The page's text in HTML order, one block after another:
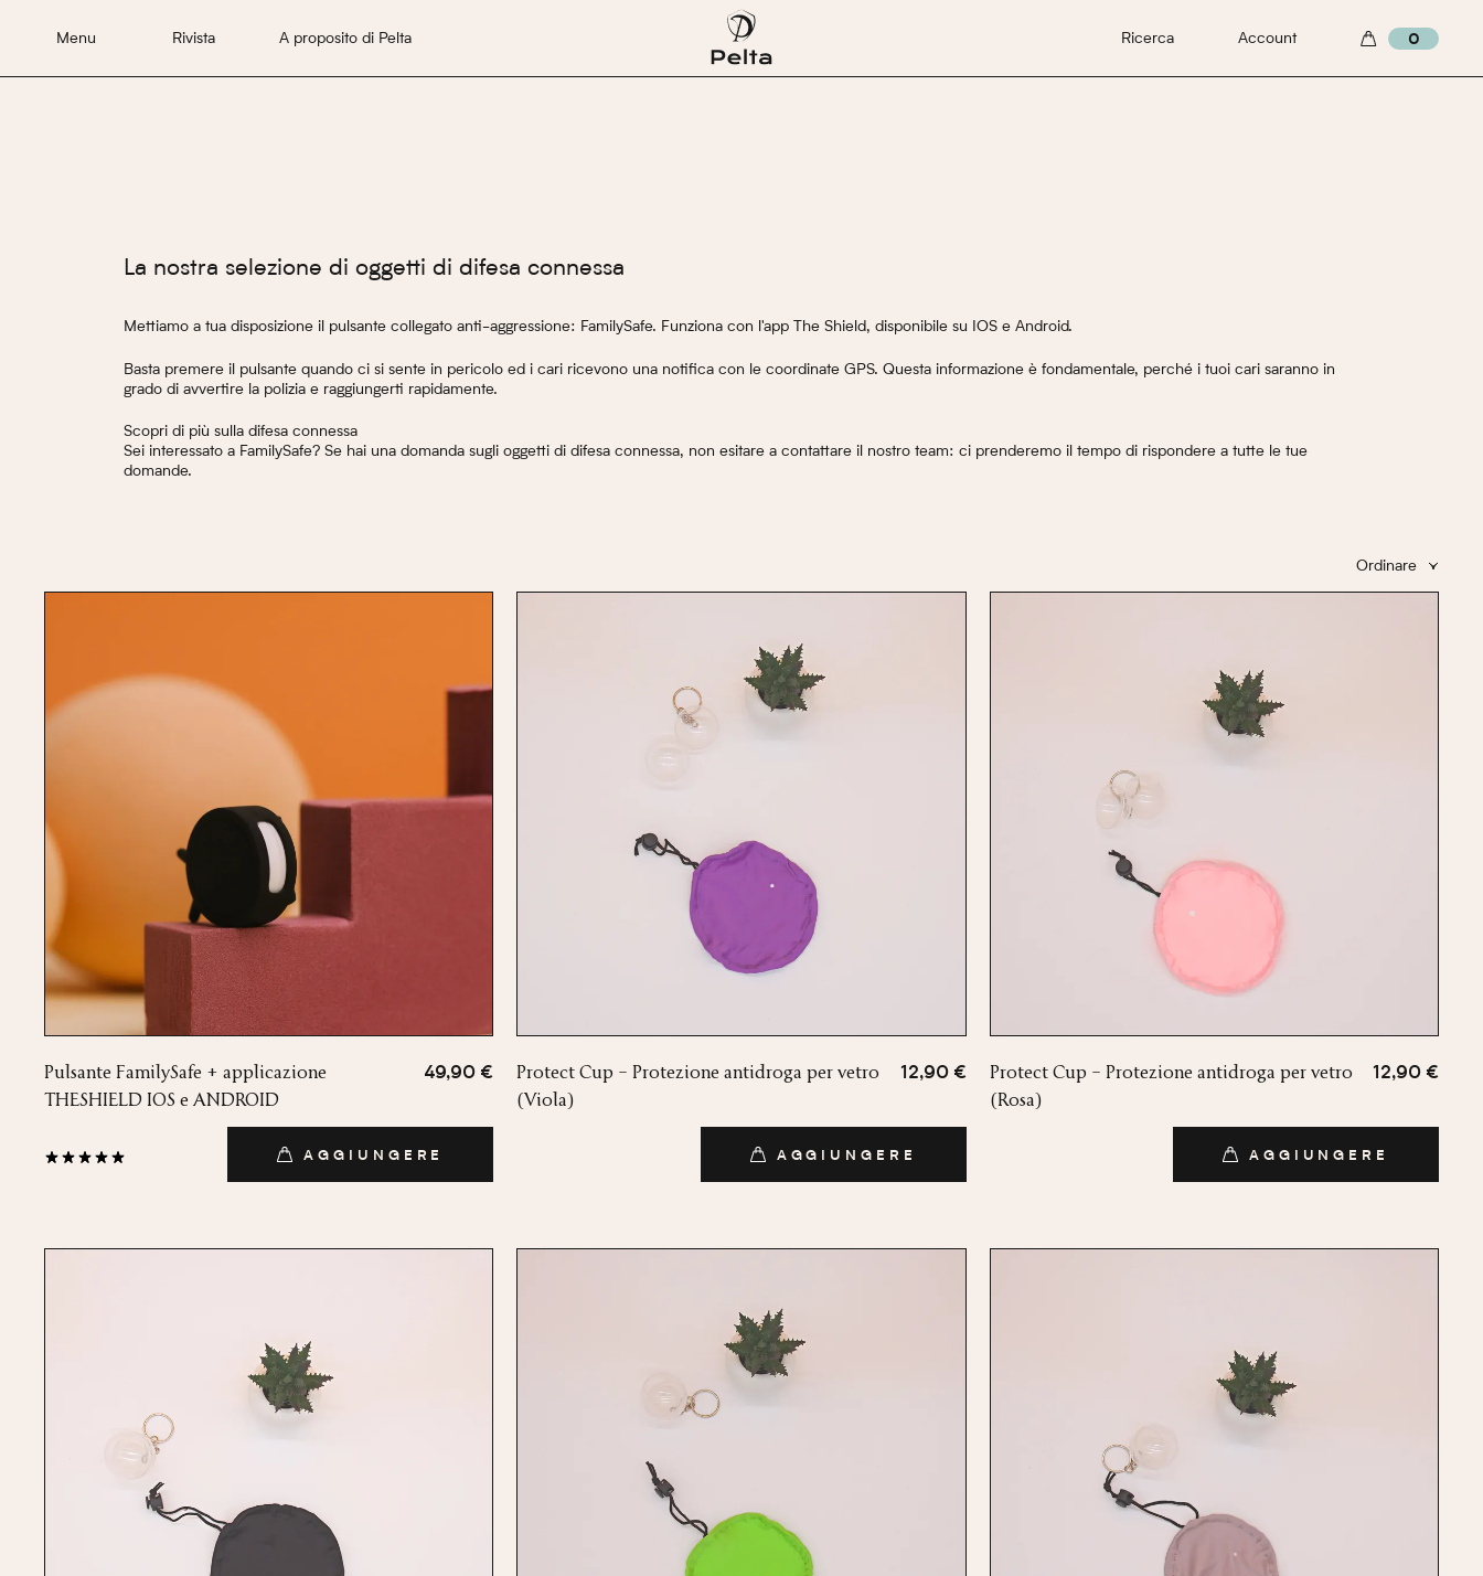
Menu Rivista A proposito di Pelta Ricerca Account 0
La nostra selezione di oggetti di difesa connessa
Mettiamo a tua disposizione il pulsante collegato anti-aggressione: FamilySafe. Funziona con l'app The Shield, disponibile su IOS e Android.
Basta premere il pulsante quando ci si sente in pericolo ed i cari ricevono una notifica con le coordinate GPS. Questa informazione è fondamentale, perché i tuoi cari saranno in
grado di avvertire la polizia e raggiungerti rapidamente.
Scopri di più sulla difesa connessa
Sei interessato a FamilySafe? Se hai una domanda sugli oggetti di difesa connessa, non esitare a contattare il nostro team: ci prenderemo il tempo di rispondere a tutte le tue
domande.
Ordinare
Pulsante FamilySafe + applicazione
THESHIELD IOS e ANDROID
49,90 €
AGGIUNGERE
Protect Cup – Protezione antidroga per vetro
(Viola)
12,90 €
AGGIUNGERE
Protect Cup – Protezione antidroga per vetro
(Rosa)
12,90 €
AGGIUNGERE